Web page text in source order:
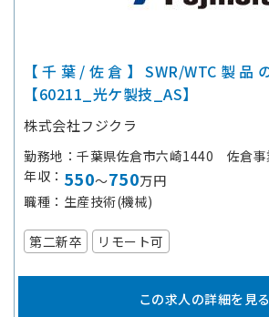
【千葉/佐倉】SWR/WTC製品
【60211_光ケ製技_AS】
株式会社フジクラ
勤務地
千葉県佐倉市六崎1440 佐倉事
年収
550～750万円
職種
生産技術(機械)
第二新卒 リモート可
この求人の詳細を見る